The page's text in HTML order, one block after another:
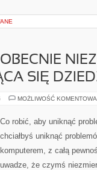
SIĘ
MOŻLIWOŚĆ
Co robić, aby uniknąć
chciałbyś uniknąć
komputerem, z całą
uwadze, że czymś